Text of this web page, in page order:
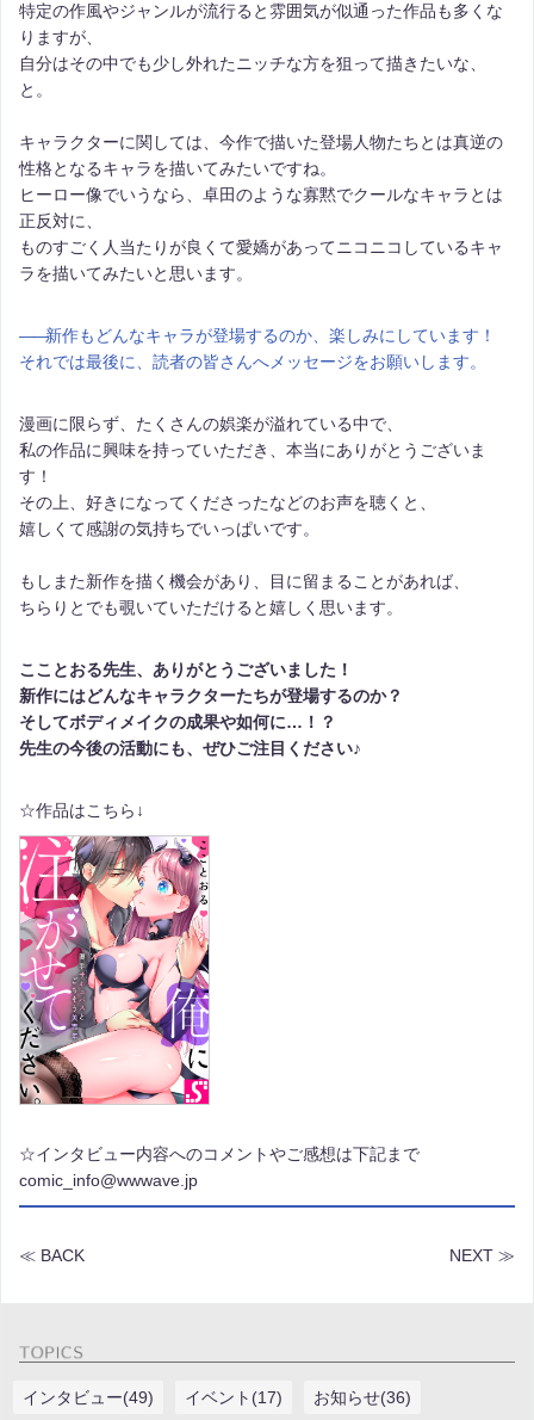
特定の作風やジャンルが流行ると雰囲気が似通った作品も多くな
りますが、
自分はその中でも少し外れたニッチな方を狙って描きたいな、
と。
キャラクターに関しては、今作で描いた登場人物たちとは真逆の
性格となるキャラを描いてみたいですね。
ヒーロー像でいうなら、卓田のような寡黙でクールなキャラとは
正反対に、
ものすごく人当たりが良くて愛嬌があってニコニコしているキャ
ラを描いてみたいと思います。
――新作もどんなキャラが登場するのか、楽しみにしています！
それでは最後に、読者の皆さんへメッセージをお願いします。
漫画に限らず、たくさんの娯楽が溢れている中で、
私の作品に興味を持っていただき、本当にありがとうございま
す！
その上、好きになってくださったなどのお声を聴くと、
嬉しくて感謝の気持ちでいっぱいです。
もしまた新作を描く機会があり、目に留まることがあれば、
ちらりとでも覗いていただけると嬉しく思います。
こことおる先生、ありがとうございました！
新作にはどんなキャラクターたちが登場するのか？
そしてボディメイクの成果や如何に…！？
先生の今後の活動にも、ぜひご注目ください♪
☆作品はこちら↓
☆インタビュー内容へのコメントやご感想は下記まで
comic_info@wwwave.jp
≪ BACK NEXT ≫
インタビュー(49) イベント(17) お知らせ(36)